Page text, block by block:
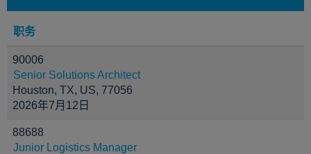
职务
90006
Senior Solutions Architect
Houston, TX, US, 77056
2026年7月12日
88688
Junior Logistics Manager